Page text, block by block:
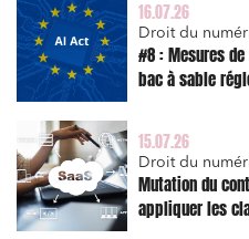
16.07.26
Droit du
#8 : Mesures
bac à sable
15.07.26
Droit du
Mutation du
appliquer les
Associations et acteurs
solidaire
Media et édition
Entreprises du
Établissements
Mobilité et transport